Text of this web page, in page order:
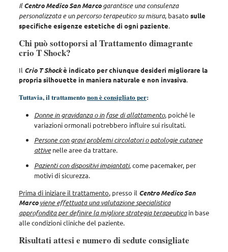
IlCentro Medico San Marcogarantisce una consulenza
personalizzata e un percorso terapeutico su misura, basato sulle
specifiche esigenze estetiche di ogni paziente.
Chi può sottoporsi al Trattamento dimagrante
crio T Shock?
Il Crio T Shockè indicato per chiunque desideri migliorare la
propria silhouette in maniera naturale e non invasiva.
Tuttavia, il trattamentonon è consigliato per:
Donne in gravidanza o in fase di allattamento, poiché le
variazioni ormonali potrebbero influire sui risultati.
Persone con gravi problemi circolatori o patologie cutanee
attivenelle aree da trattare.
Pazienti con dispositivi impiantati, come pacemaker, per
motivi di sicurezza.
Prima di iniziare il trattamento, presso il Centro Medico San
Marco viene effettuata una valutazione specialistica
approfondita per definire la migliore strategia terapeuticain base
alle condizioni cliniche del paziente.
Risultati attesi e numero di sedute consigliate